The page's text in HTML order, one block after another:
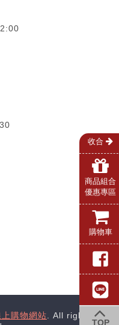
購物網站. All rights
收合
商品組合
優惠專區
購物車
TOP